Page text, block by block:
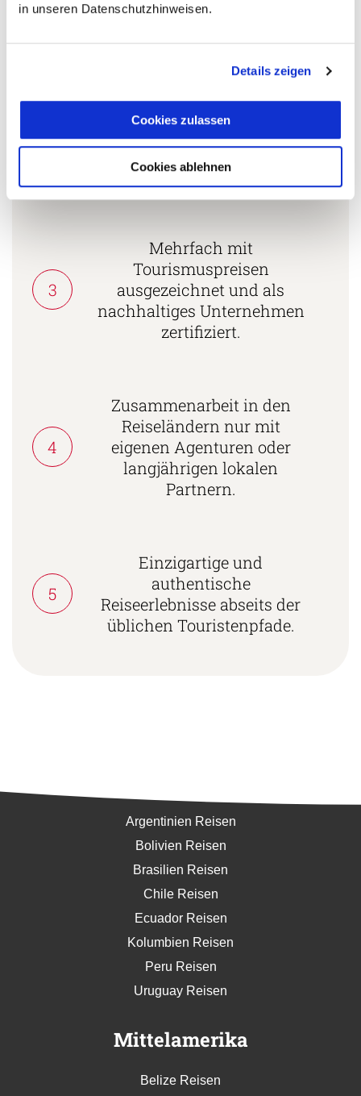
in unseren Datenschutzhinweisen.
Details zeigen
Cookies zulassen
Cookies ablehnen
1
Fernreisespezialist mit über
2
Persönliche Beratung durch
vielgereiste
Länderspezialisten.
3
Mehrfach mit
Tourismuspreisen
ausgezeichnet und als
nachhaltiges Unternehmen
zertifiziert.
4
Zusammenarbeit in den
Reiseländern nur mit
eigenen Agenturen oder
langjährigen lokalen
Partnern.
5
Einzigartige und
authentische
Reiseerlebnisse abseits der
üblichen Touristenpfade.
Argentinien Reisen
Bolivien Reisen
Brasilien Reisen
Chile Reisen
Ecuador Reisen
Kolumbien Reisen
Peru Reisen
Uruguay Reisen
Mittelamerika
Belize Reisen